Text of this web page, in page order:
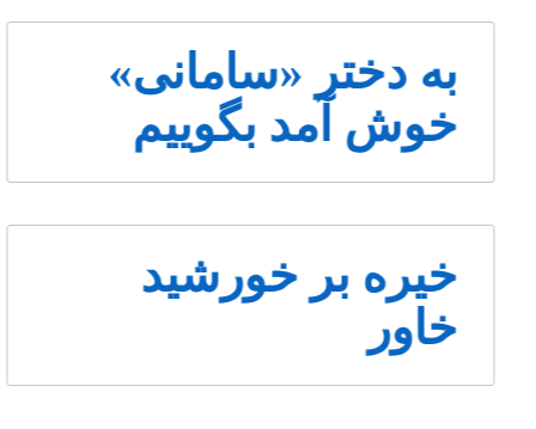
به دختر «سامانی»
خوش آمد بگوییم
خیره بر خورشید
خاور